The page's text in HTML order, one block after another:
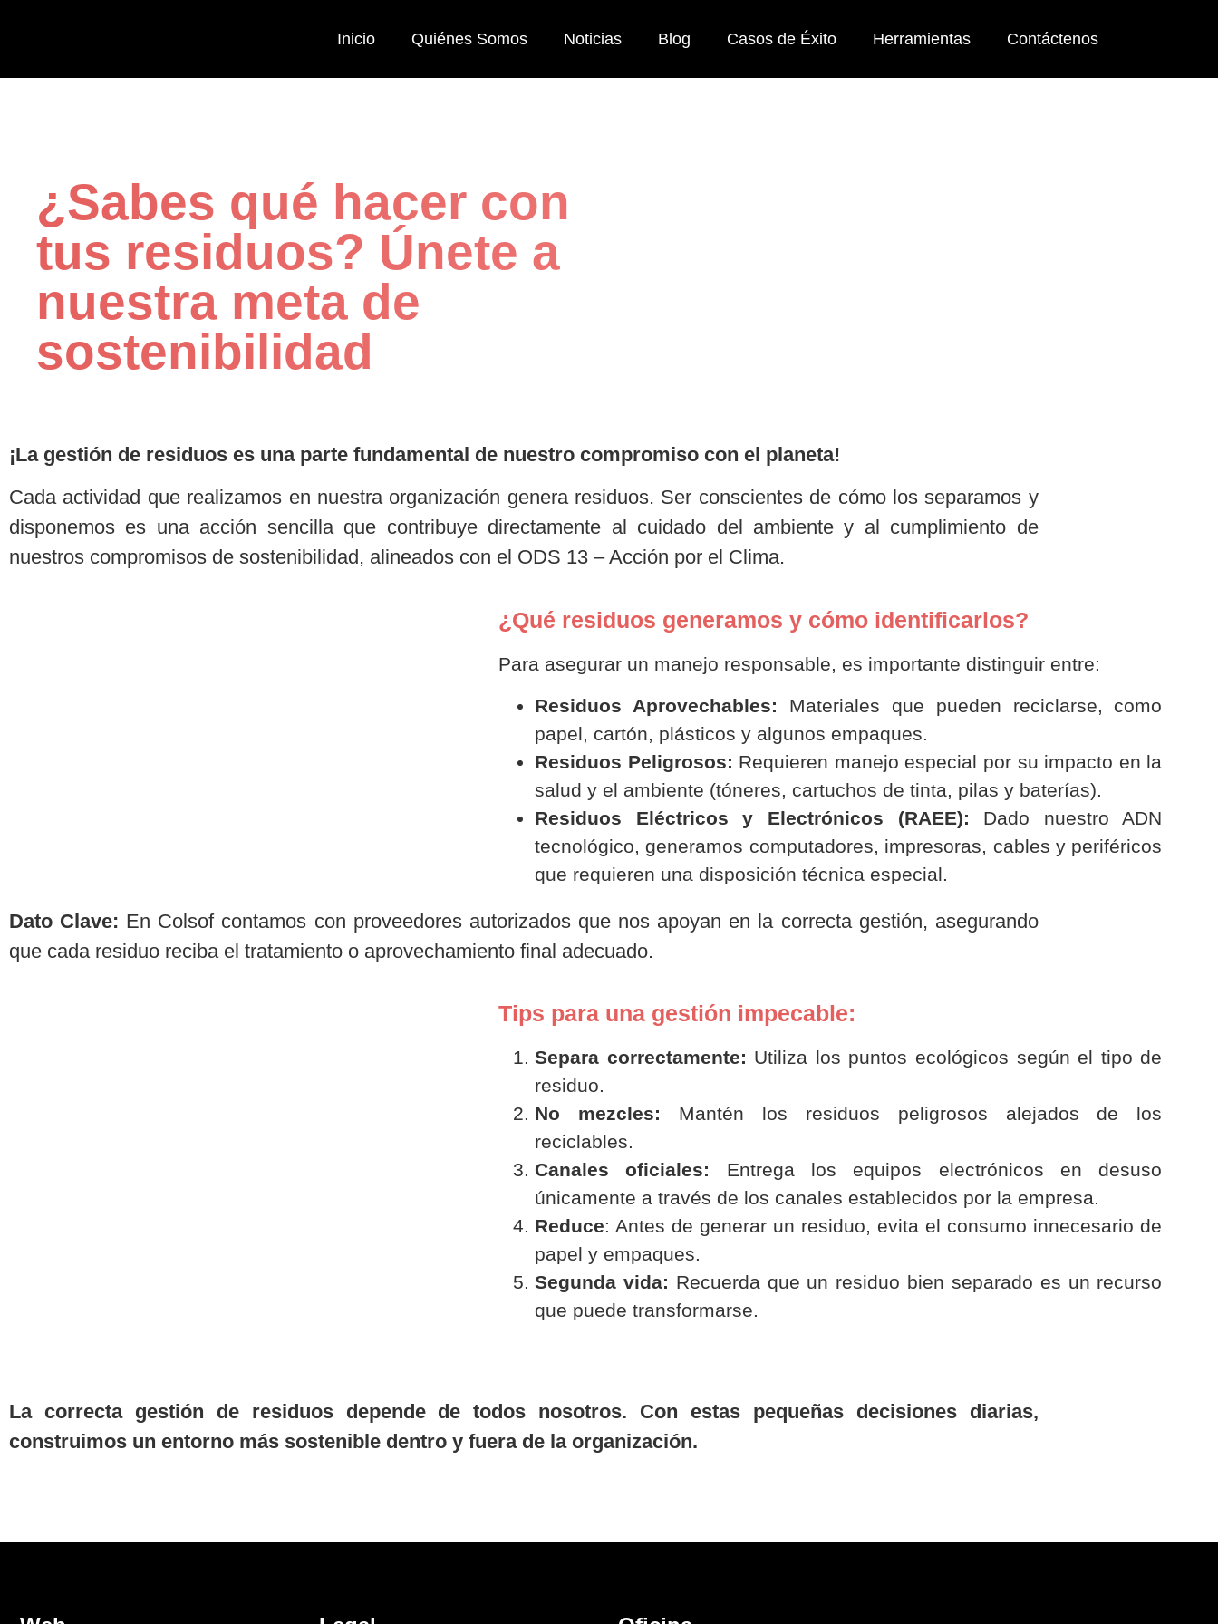
Inicio Quiénes Somos Noticias Blog Casos de Éxito Herramientas Contáctenos
¿Sabes qué hacer con
tus residuos? Únete a
nuestra meta de
sostenibilidad
¡La gestión de residuos es una parte fundamental de nuestro compromiso con el planeta!
Cada actividad que realizamos en nuestra organización genera residuos. Ser conscientes de cómo los separamos y
disponemos es una acción sencilla que contribuye directamente al cuidado del ambiente y al cumplimiento de
nuestros compromisos de sostenibilidad, alineados con el ODS 13 – Acción por el Clima.
¿Qué residuos generamos y cómo identificarlos?
Para asegurar un manejo responsable, es importante distinguir entre:
Residuos Aprovechables: Materiales que pueden reciclarse, como
papel, cartón, plásticos y algunos empaques.
Residuos Peligrosos: Requieren manejo especial por su impacto en la
salud y el ambiente (tóneres, cartuchos de tinta, pilas y baterías).
Residuos Eléctricos y Electrónicos (RAEE): Dado nuestro ADN
tecnológico, generamos computadores, impresoras, cables y periféricos
que requieren una disposición técnica especial.
Dato Clave: En Colsof contamos con proveedores autorizados que nos apoyan en la correcta gestión, asegurando
que cada residuo reciba el tratamiento o aprovechamiento final adecuado.
Tips para una gestión impecable:
Separa correctamente: Utiliza los puntos ecológicos según el tipo de
residuo.
No mezcles: Mantén los residuos peligrosos alejados de los
reciclables.
Canales oficiales:
Entrega los equipos electrónicos en desuso
únicamente a través de los canales establecidos por la empresa.
Reduce: Antes de generar un residuo, evita el consumo innecesario de
papel y empaques.
Segunda vida: Recuerda que un residuo bien separado es un recurso
que puede transformarse.
La correcta gestión de residuos depende de todos nosotros. Con estas pequeñas decisiones diarias,
construimos un entorno más sostenible dentro y fuera de la organización.